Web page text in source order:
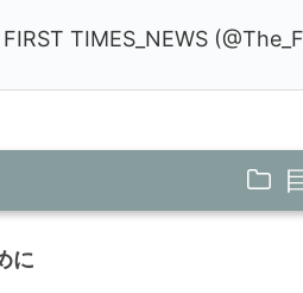
TIMES_NEWS
に